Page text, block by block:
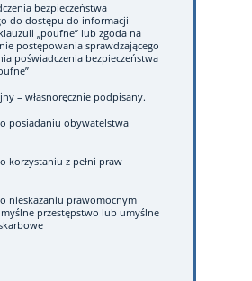
bezpieczeństwa
do dostępu do informacji
„poufne” lub zgoda na
postępowania sprawdzającego
poświadczenia bezpieczeństwa
– własnoręcznie podpisany.
posiadaniu obywatelstwa
korzystaniu z pełni praw
nieskazaniu prawomocnym
przestępstwo lub umyślne